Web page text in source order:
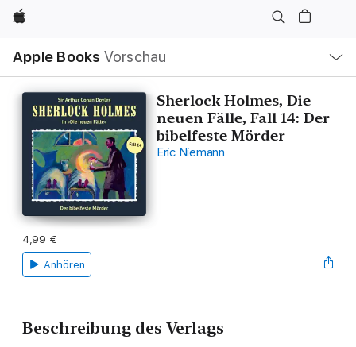
Apple
Apple Books Vorschau
Navigation
Menü
öffnen
Sherlock Holmes, Die
neuen Fälle, Fall 14: Der
bibelfeste Mörder
Eric Niemann
4,99 €
Anhören
Beschreibung des Verlags